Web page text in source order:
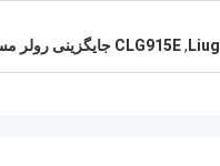
,CLG915E جایگزینی رولر مسیر